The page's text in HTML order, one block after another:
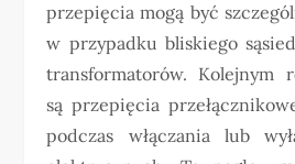
przepięcia mogą być
w przypadku bliskiego
transformatorów. Kolejnym
są przepięcia
podczas włączania lub